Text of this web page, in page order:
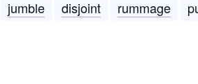
jumble disjoint rummage